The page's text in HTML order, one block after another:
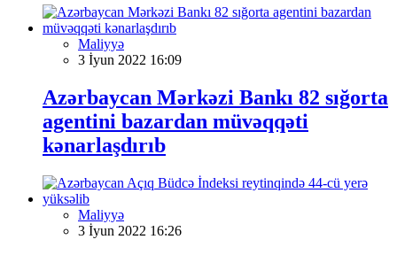
Maliyyə
3 İyun 2022 16:09
Azərbaycan Mərkəzi Bankı 82 sığorta
agentini bazardan müvəqqəti
kənarlaşdırıb
Maliyyə
3 İyun 2022 16:26